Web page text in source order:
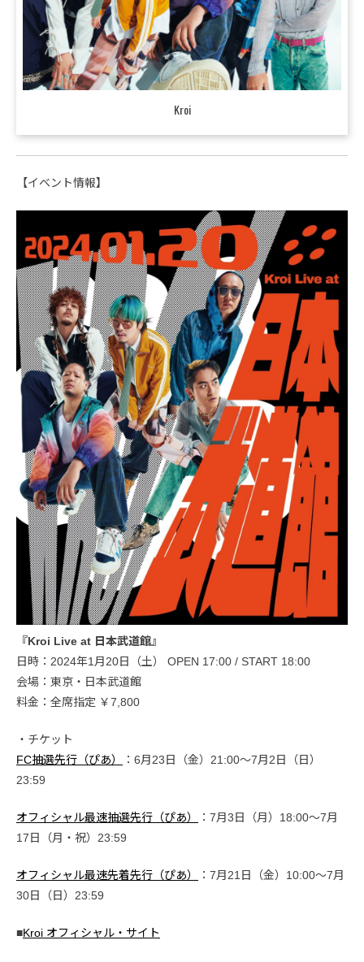
Kroi
【イベント情報】
『Kroi Live at 日本武道館』
日時：2024年1月20日（土） OPEN 17:00 / START 18:00
会場：東京・日本武道館
料金：全席指定 ￥7,800
・チケット
FC抽選先行（ぴあ）
：6月23日（金）21:00〜7月2日（日）
23:59
オフィシャル最速抽選先行（ぴあ）
：7月3日（月）18:00〜7月
17日（月・祝）23:59
オフィシャル最速先着先行（ぴあ）
：7月21日（金）10:00〜7月
30日（日）23:59
■Kroi オフィシャル・サイト